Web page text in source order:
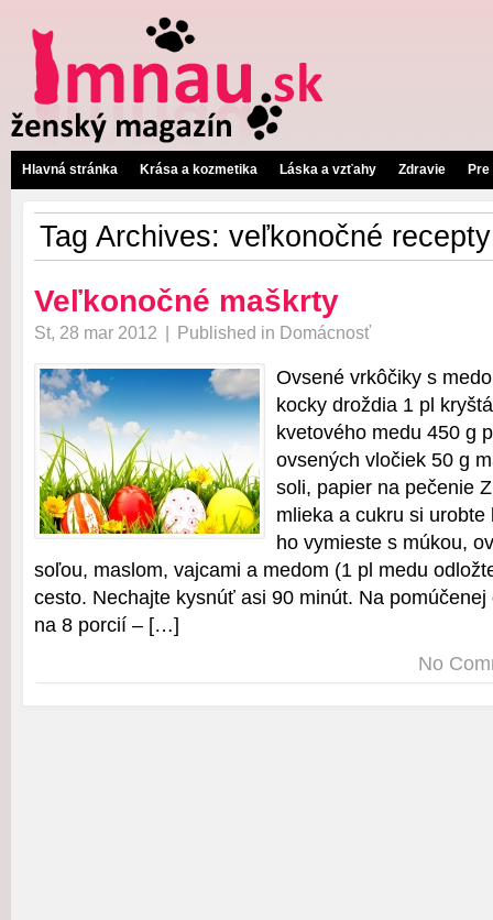
Hlavná stránka Krása a kozmetika Láska a vzťahy Zdravie
Tag Archives: veľkonočné recepty
Veľkonočné maškrty
St, 28 mar 2012 | Published in Domácnosť
Ovsené vrkôčiky s
kocky droždia 1 pl
kvetového medu 450 g
ovsených vločiek 50 g
soli, papier na pečenie
mlieka a cukru si
ho vymieste s múkou,
soľou, maslom, vajcami a medom (1 pl medu
cesto. Nechajte kysnúť asi 90 minút. Na
na 8 porcií – […]
No